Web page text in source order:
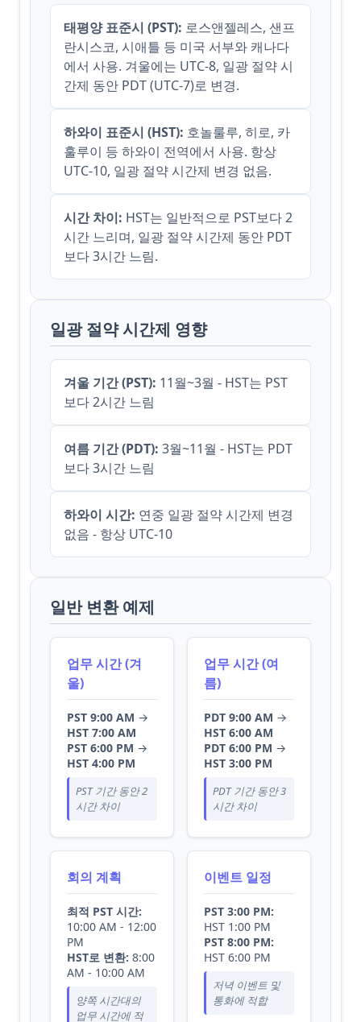
태평양 표준시 (PST): 로스앤젤레스, 샌프
란시스코, 시애틀 등 미국 서부와 캐나다
에서 사용. 겨울에는 UTC-8, 일광 절약 시
간제 동안 PDT (UTC-7)로 변경.
하와이 표준시 (HST): 호놀룰루, 히로, 카
훌루이 등 하와이 전역에서 사용. 항상
UTC-10, 일광 절약 시간제 변경 없음.
시간 차이: HST는 일반적으로 PST보다 2
시간 느리며, 일광 절약 시간제 동안 PDT
보다 3시간 느림.
일광 절약 시간제 영향
겨울 기간 (PST): 11월~3월 - HST는 PST
보다 2시간 느림
여름 기간 (PDT): 3월~11월 - HST는 PDT
보다 3시간 느림
하와이 시간: 연중 일광 절약 시간제 변경
없음 - 항상 UTC-10
일반 변환 예제
업무 시간 (겨
울)
PST 9:00 AM →
HST 7:00 AM
PST 6:00 PM →
HST 4:00 PM
PST 기간 동안 2
시간 차이
업무 시간 (여
름)
PDT 9:00 AM →
HST 6:00 AM
PDT 6:00 PM →
HST 3:00 PM
PDT 기간 동안 3
시간 차이
회의 계획
최적 PST 시간:
10:00 AM - 12:00
PM
HST로 변환: 8:00
AM - 10:00 AM
양쪽 시간대의
업무 시간에 적
이벤트 일정
PST 3:00 PM:
HST 1:00 PM
PST 8:00 PM:
HST 6:00 PM
저녁 이벤트 및
통화에 적합